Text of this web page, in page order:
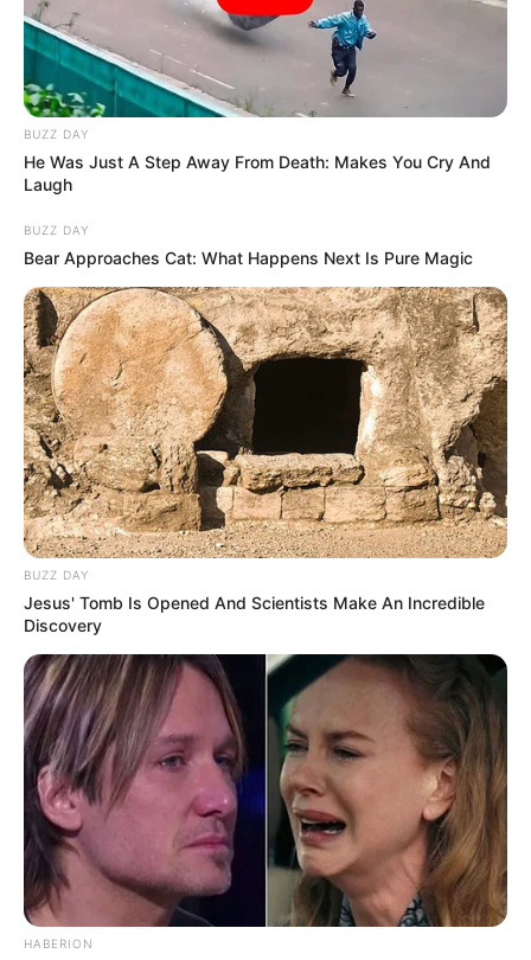
BUZZ DAY
He Was Just A Step Away From Death: Makes You Cry And
Laugh
BUZZ DAY
Bear Approaches Cat: What Happens Next Is Pure Magic
BUZZ DAY
Jesus' Tomb Is Opened And Scientists Make An Incredible
Discovery
HABERION